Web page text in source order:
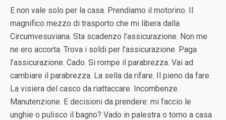
E non vale solo per la casa. Prendiamo il motorino. Il
magnifico mezzo di trasporto che mi libera dalla
Circumvesuviana. Sta scadenzo l’assicurazione. Non me
ne ero accorta. Trova i soldi per l’assicurazione. Paga
l’assicurazione. Cado. Si rompe il parabrezza. Vai ad
cambiare il parabrezza. La sella da rifare. Il pieno da fare.
La visiera del casco da riattaccare. Incombenze.
Manutenzione. E decisioni da prendere: mi faccio le
unghie o pulisco il bagno? Vado in palestra o torno a casa